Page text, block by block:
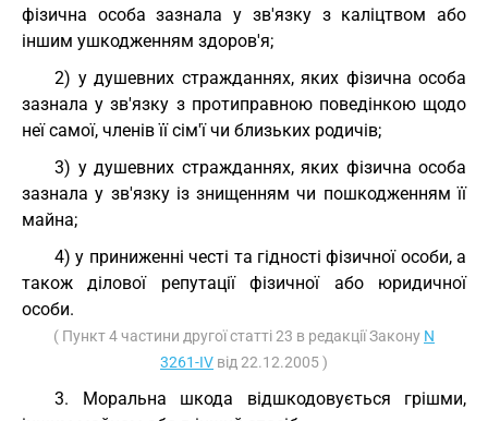
фізична особа зазнала у зв'язку з каліцтвом або
іншим ушкодженням здоров'я;
2) у душевних стражданнях, яких фізична особа
зазнала у зв'язку з протиправною поведінкою щодо
неї самої, членів її сім'ї чи близьких родичів;
3) у душевних стражданнях, яких фізична особа
зазнала у зв'язку із знищенням чи пошкодженням її
майна;
4) у приниженні честі та гідності фізичної особи, а
також ділової репутації фізичної або юридичної
особи.
( Пункт 4 частини другої статті 23 в редакції Закону N
3261-IV від 22.12.2005 )
3. Моральна шкода відшкодовується грішми,